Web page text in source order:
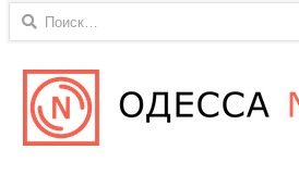
Найти: